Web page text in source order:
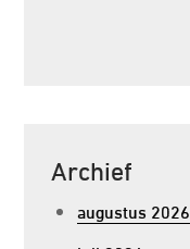
Archief
augustus 2026